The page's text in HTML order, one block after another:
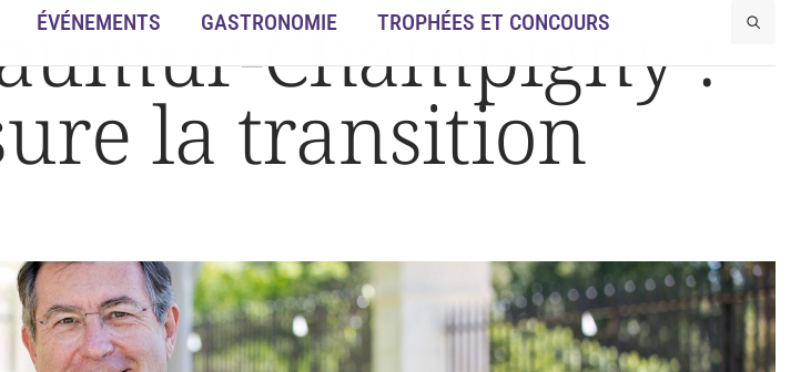
ÉVÉNEMENTS GASTRONOMIE TROPHÉES ET CONCOURS
Champigny :
la transition